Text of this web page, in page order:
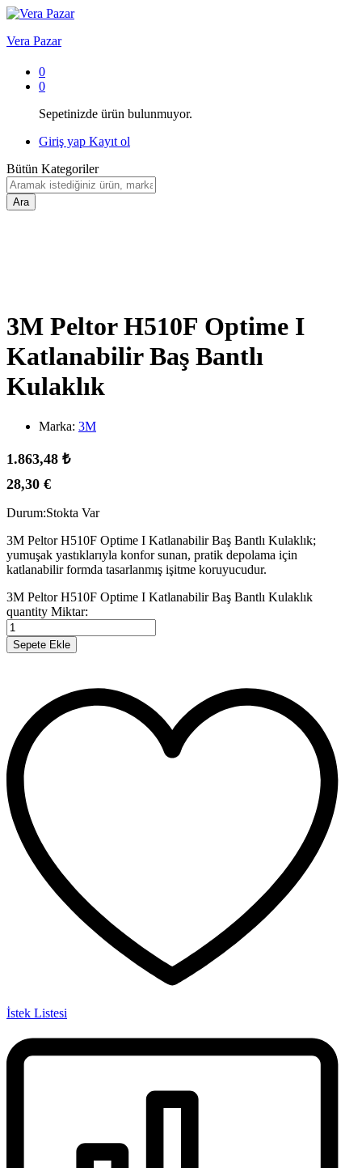
Vera Pazar
0
0
Sepetinizde ürün bulunmuyor.
Giriş yap Kayıt ol
Bütün Kategoriler
Ara
3M Peltor H510F Optime I
Katlanabilir Baş Bantlı
Kulaklık
Marka: 3M
1.863,48 ₺
28,30 €
Durum:Stokta Var
3M Peltor H510F Optime I Katlanabilir Baş Bantlı Kulaklık;
yumuşak yastıklarıyla konfor sunan, pratik depolama için
katlanabilir formda tasarlanmış işitme koruyucudur.
3M Peltor H510F Optime I Katlanabilir Baş Bantlı Kulaklık
quantity Miktar:
Sepete Ekle
İstek Listesi